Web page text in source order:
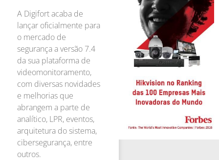
A Digifort acaba de
lançar oficialmente para
o mercado de
segurança a versão 7.4
da sua plataforma de
videomonitoramento,
com diversas novidades
e melhorias que
abrangem a parte de
analítico, LPR, eventos,
arquitetura do sistema,
cibersegurança, entre
outros.